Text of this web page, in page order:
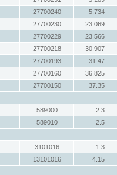
27700240
5.734
27700230
23.069
27700229
23.566
27700218
30.907
27700193
31.47
27700160
36.825
27700150
37.35
589000
2.3
589010
2.5
3101016
1.3
13101016
4.15